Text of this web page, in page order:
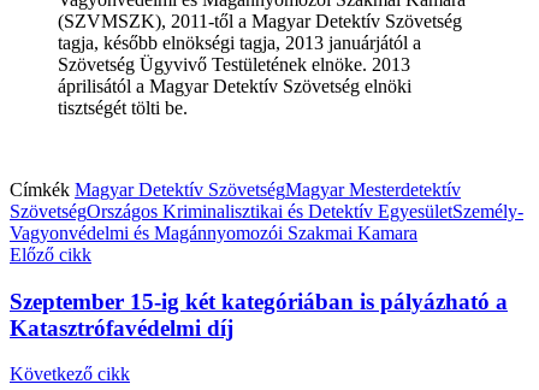
(SZVMSZK), 2011-től a Magyar Detektív Szövetség
tagja, később elnökségi tagja, 2013 januárjától a
Szövetség Ügyvivő Testületének elnöke. 2013
áprilisától a Magyar Detektív Szövetség elnöki
tisztségét tölti be.
Címkék Magyar Detektív SzövetségMagyar Mesterdetektív
SzövetségOrszágos Kriminalisztikai és Detektív EgyesületSzemély-
Vagyonvédelmi és Magánnyomozói Szakmai Kamara
Előző cikk
Szeptember 15-ig két kategóriában is pályázható a
Katasztrófavédelmi díj
Következő cikk